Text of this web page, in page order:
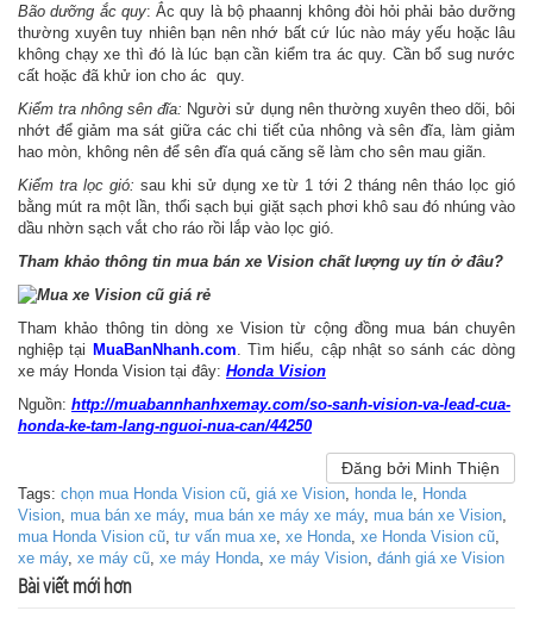
Bão dưỡng ắc quy: Ắc quy là bộ phaannj không đòi hỏi phải bảo dưỡng
thường xuyên tuy nhiên bạn nên nhớ bất cứ lúc nào máy yếu hoặc lâu
không chạy xe thì đó là lúc bạn cần kiểm tra ác quy. Cần bổ sug nước
cất hoặc đã khử ion cho ác quy.
Kiểm tra nhông sên đĩa: Người sử dụng nên thường xuyên theo dõi, bôi
nhớt để giảm ma sát giữa các chi tiết của nhông và sên đĩa, làm giảm
hao mòn, không nên để sên đĩa quá căng sẽ làm cho sên mau giãn.
Kiểm tra lọc gió: sau khi sử dụng xe từ 1 tới 2 tháng nên tháo lọc gió
bằng mút ra một lần, thổi sạch bụi giặt sạch phơi khô sau đó nhúng vào
dầu nhờn sạch vắt cho ráo rồi lắp vào lọc gió.
Tham khảo thông tin mua bán xe Vision chất lượng uy tín ở đâu?
Tham khảo thông tin dòng xe Vision từ cộng đồng mua bán chuyên
nghiệp tại MuaBanNhanh.com . Tìm hiểu, cập nhật so sánh các dòng
xe máy Honda Vision tại đây: Honda Vision
Nguồn: http://muabannhanhxemay.com/so-sanh-vision-va-lead-cua-
honda-ke-tam-lang-nguoi-nua-can/44250
Đăng bởi Minh Thiện
Tags: chọn mua Honda Vision cũ giá xe Vision honda le
Honda
Vision mua bán xe máy, mua bán xe máy xe máy, mua bán xe Vision
mua Honda Vision cũ tư vấn mua xe xe Honda xe Honda Vision cũ
xe máy, xe máy cũ xe máy Honda xe máy Vision đánh giá xe Vision
Bài viết mới hơn